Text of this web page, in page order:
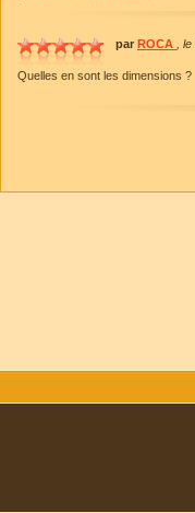
par ROCA , le
Quelles en sont les dimensions ?